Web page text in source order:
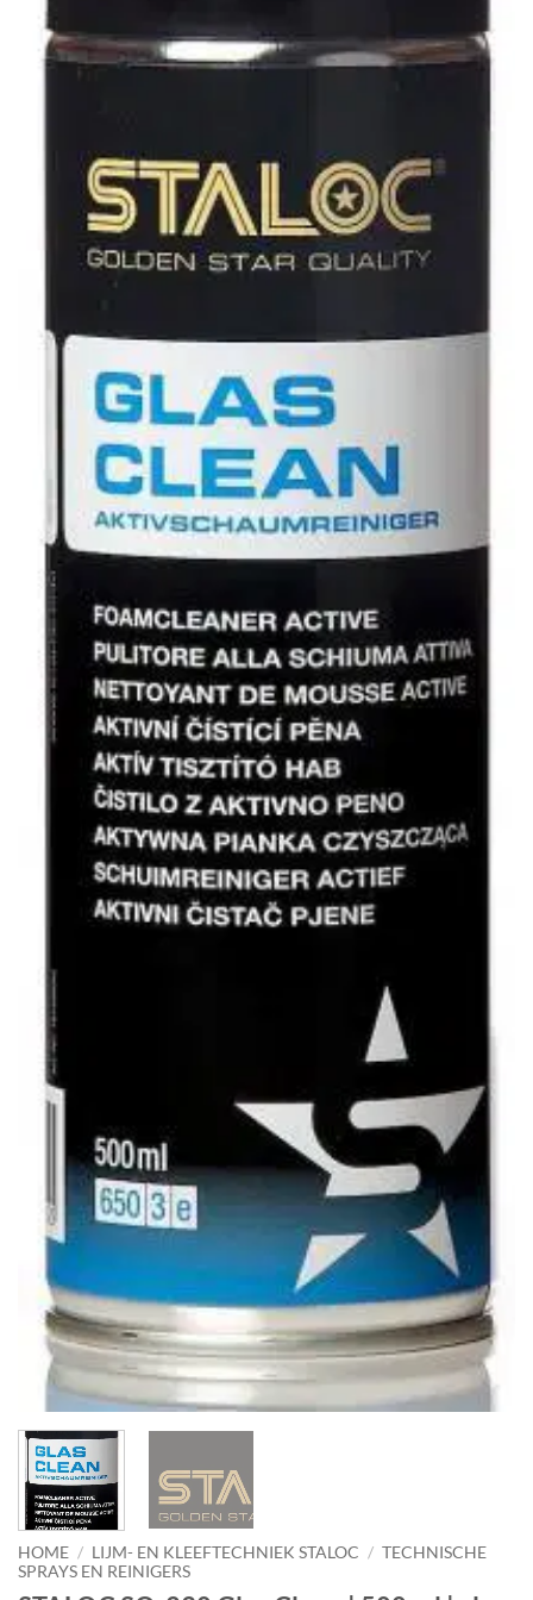
HOME / LIJM- EN KLEEFTECHNIEK STALOC / TECHNISCHE
SPRAYS EN REINIGERS